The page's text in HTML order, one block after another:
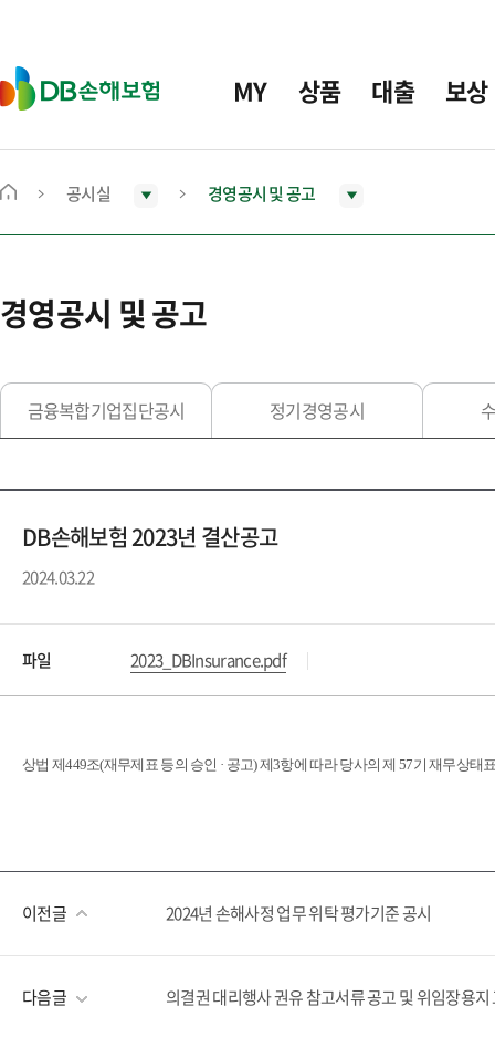
D
B
보
MY 상품 대출 보상
메
으
로
동
공시실 경영공시 및 공고
경영공시 및 공고
금융복합기업집단공시 정기경영공시
DB손해보험 2023년 결산공고
2024.03.22
파일 2023_DBInsurance.pdf
상법 제449조(재무제표 등의 승인 · 공고) 제3항에 따라 당사의 제 57기 재무상태
이전글 2024년 손해사정 업무 위탁 평가기준 공시
다음글 의결권 대리행사 권유 참고서류 공고 및 위임장용지